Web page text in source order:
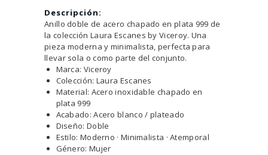
Descripción:
Anillo doble de acero chapado en plata 999 de
la colección Laura Escanes by Viceroy. Una
pieza moderna y minimalista, perfecta para
llevar sola o como parte del conjunto.
Marca: Viceroy
Colección: Laura Escanes
Material: Acero inoxidable chapado en
plata 999
Acabado: Acero blanco / plateado
Diseño: Doble
Estilo: Moderno · Minimalista · Atemporal
Género: Mujer